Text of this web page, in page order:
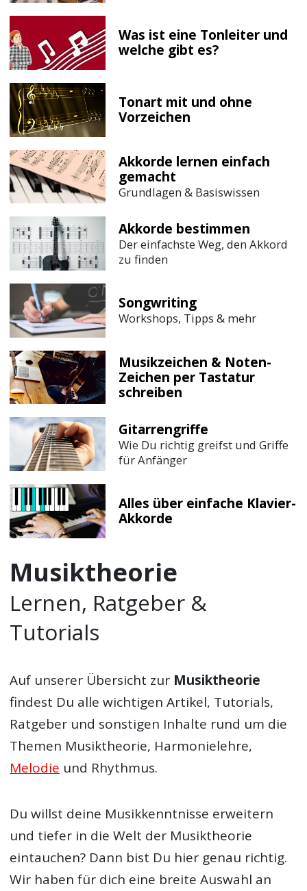
Was ist eine Tonleiter und
welche gibt es?
Tonart mit und ohne
Vorzeichen
Akkorde lernen einfach
gemacht
Grundlagen & Basiswissen
Akkorde bestimmen
Der einfachste Weg, den Akkord
zu finden
Songwriting
Workshops, Tipps & mehr
Musikzeichen & Noten-
Zeichen per Tastatur
schreiben
Gitarrengriffe
Wie Du richtig greifst und Griffe
für Anfänger
Alles über einfache Klavier-
Akkorde
Musiktheorie
Lernen, Ratgeber &
Tutorials
Auf unserer Übersicht zur Musiktheorie
findest Du alle wichtigen Artikel, Tutorials,
Ratgeber und sonstigen Inhalte rund um die
Themen Musiktheorie, Harmonielehre,
Melodie und Rhythmus.
Du willst deine Musikkenntnisse erweitern
und tiefer in die Welt der Musiktheorie
eintauchen? Dann bist Du hier genau richtig.
Wir haben für dich eine breite Auswahl an